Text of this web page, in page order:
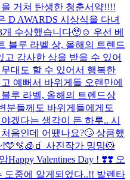
거쳐 탄생한 청춘서약!!!!
D AWARDS 시상식을 다녀
수상했습니다🥹☺️ 우선 베
블루 라벨 상, 올해의 트렌드
감사한 상을 받을 수 있어
대도 할 수 있어서 행복한
예뻐서 바위게들 오랜만에
루 라벨, 올해의 트렌드상
분들께도 바위게들에게도
겠다는 생각이 든 하루.. 시
음인데 어땠나요?🙄 상큼했
사진작가 밍밍🐹
Happy Valentines Day ! ❣️❣️ 오
도중에 알게되었다..!! 발렌타